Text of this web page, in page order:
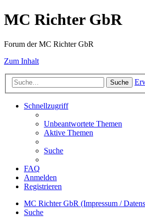
MC Richter GbR
Forum der MC Richter GbR
Zum Inhalt
Suche
Schnellzugriff
Unbeantwortete Themen
Aktive Themen
Suche
FAQ
Anmelden
Registrieren
MC Richter GbR (Impressum /
Suche